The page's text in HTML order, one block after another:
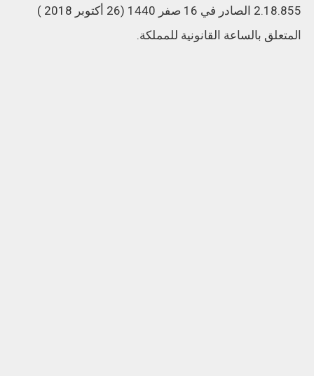
2.18.855 الصادر في 16 صفر 1440 (26 أكتوبر 2018 )
المتعلق بالساعة القانونية للمملكة.